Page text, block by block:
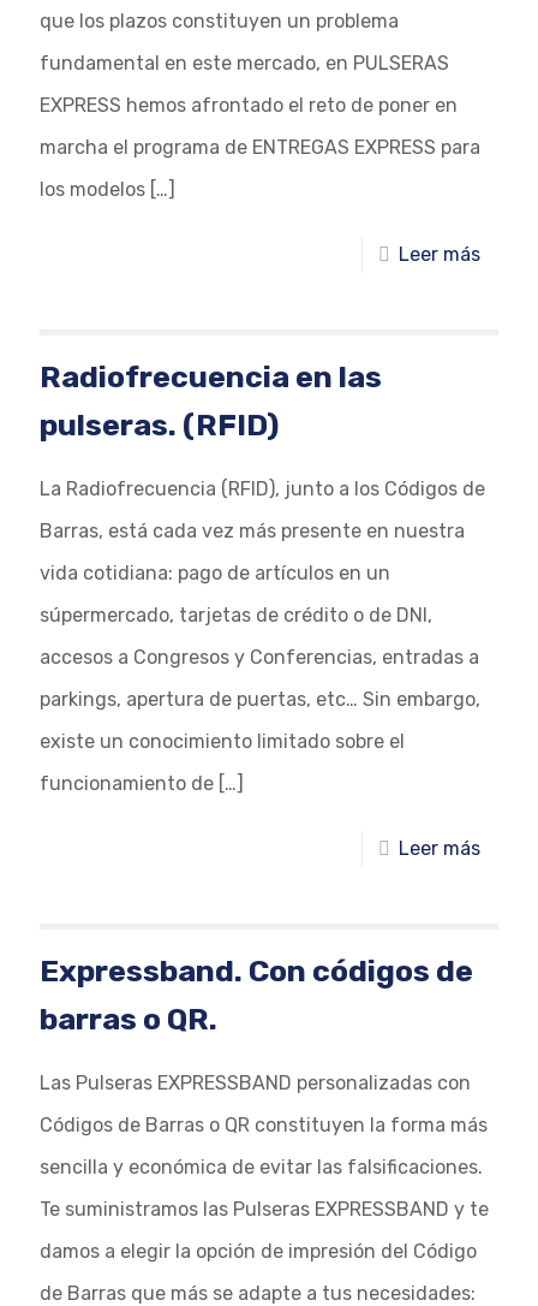
que los plazos constituyen un problema
fundamental en este mercado, en PULSERAS
EXPRESS hemos afrontado el reto de poner en
marcha el programa de ENTREGAS EXPRESS para
los modelos […]
Leer más
Radiofrecuencia en las
pulseras. (RFID)
La Radiofrecuencia (RFID), junto a los Códigos de
Barras, está cada vez más presente en nuestra
vida cotidiana: pago de artículos en un
súpermercado, tarjetas de crédito o de DNI,
accesos a Congresos y Conferencias, entradas a
parkings, apertura de puertas, etc… Sin embargo,
existe un conocimiento limitado sobre el
funcionamiento de […]
Leer más
Expressband. Con códigos de
barras o QR.
Las Pulseras EXPRESSBAND personalizadas con
Códigos de Barras o QR constituyen la forma más
sencilla y económica de evitar las falsificaciones.
Te suministramos las Pulseras EXPRESSBAND y te
damos a elegir la opción de impresión del Código
de Barras que más se adapte a tus necesidades: